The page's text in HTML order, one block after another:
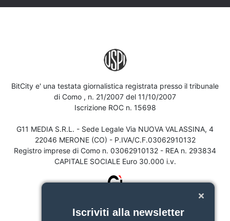
BitCity e' una testata giornalistica registrata presso il tribunale
di Como , n. 21/2007 del 11/10/2007
Iscrizione ROC n. 15698
G11 MEDIA S.R.L. - Sede Legale Via NUOVA VALASSINA, 4
22046 MERONE (CO) - P.IVA/C.F.03062910132
Registro imprese di Como n. 03062910132 - REA n. 293834
CAPITALE SOCIALE Euro 30.000 i.v.
Iscriviti alla newsletter